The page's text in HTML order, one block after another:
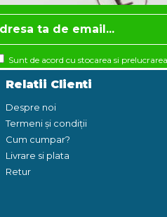
Sunt de acord cu stocarea si
Relatii Clienti
Despre noi
Termeni și condiții
Cum cumpar?
Livrare si plata
Retur